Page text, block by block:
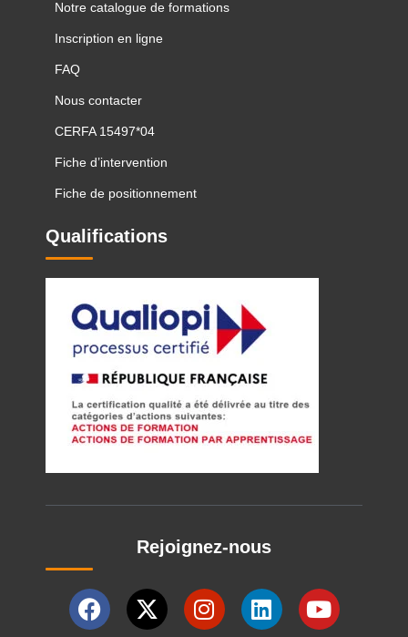
Notre catalogue de formations
Inscription en ligne
FAQ
Nous contacter
CERFA 15497*04
Fiche d’intervention
Fiche de positionnement
Qualifications
Rejoignez-nous